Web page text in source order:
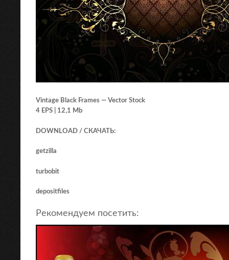
Vintage Black Frames — Vector Stock
4 EPS | 12,1 Mb
DOWNLOAD / СКАЧАТЬ:
getzilla
turbobit
depositfiles
Рекомендуем посетить: